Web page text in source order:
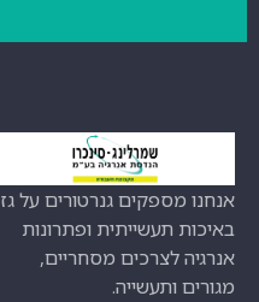
אנחנו מספקים גנרטורים על גז
באיכות תעשייתית ופתרונות
אנרגיה לצרכים מסחריים,
מגורים ותעשייה.